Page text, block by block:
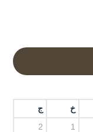
خ ج
1
2